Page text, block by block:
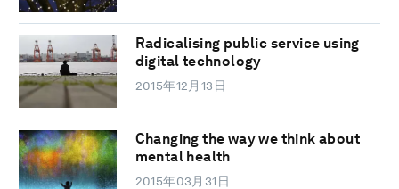
Radicalising public service using
digital technology
2015年12月13日
Changing the way we think about
mental health
2015年03月31日